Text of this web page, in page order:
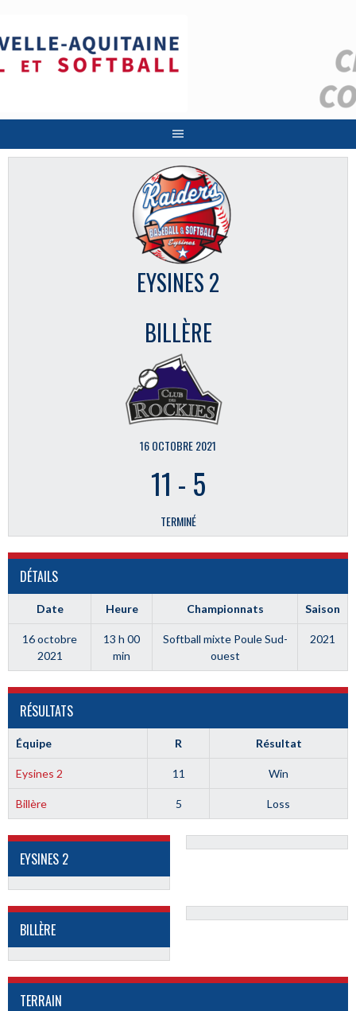
contenu
EYSINES 2
BILLÈRE
16 OCTOBRE 2021
11 - 5
TERMINÉ
DÉTAILS
Date Heure Championnats Saison
16 octobre
2021
13 h 00
min
Softball mixte Poule Sud-
ouest
2021
RÉSULTATS
Équipe R Résultat
Eysines 2 11 Win
Billère 5 Loss
EYSINES 2
BILLÈRE
TERRAIN